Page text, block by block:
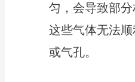
匀，会导致部分
这些气体无法
或气孔。